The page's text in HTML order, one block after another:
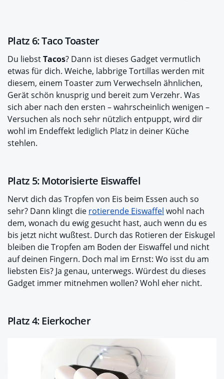
Platz 6: Taco Toaster
Du liebstTacos? Dann ist dieses Gadget vermutlich
etwas für dich. Weiche, labbrige Tortillas werden mit
diesem, einem Toaster zum Verwechseln ähnlichen,
Gerät schön knusprig und bereit zum Verzehr. Was
sich aber nach den ersten – wahrscheinlich wenigen –
Versuchen als noch sehr nützlich entpuppt, wird dir
wohl im Endeffekt lediglich Platz in deiner Küche
stehlen.
Platz 5: Motorisierte Eiswaffel
Nervt dich das Tropfen von Eis beim Essen auch so
sehr? Dann klingt die rotierende Eiswaffel wohl nach
dem, wonach du ewig gesucht hast, auch wenn du es
bis jetzt nicht wußtest. Durch das Rotieren der Eiskugel
bleiben die Tropfen am Boden der Eiswaffel und nicht
auf deinen Fingern. Doch mal im Ernst: Wo isst du am
liebsten Eis? Ja genau, unterwegs. Würdest du dieses
Gadget immer mitnehmen wollen? Wohl eher nicht.
Platz 4: Eierkocher